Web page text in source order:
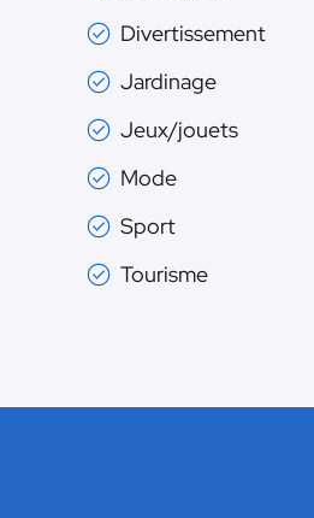
Divertissement
Jardinage
Jeux/jouets
Mode
Sport
Tourisme